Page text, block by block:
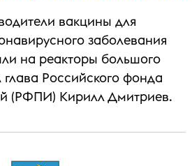
вакцины для
заболевания
на реакторы большого
Российского фонда
(РФПИ) Кирилл Дмитриев.